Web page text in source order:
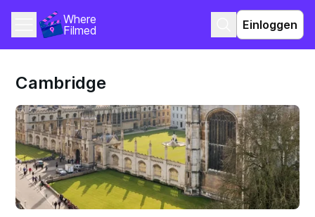
Where
Filmed
Einloggen
Cambridge